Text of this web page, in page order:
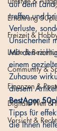
Ernährung
Freizeit &
Liebe &
Community &
Finanzen &
Digitale Welt &
Vorsicht & Recht
auf dem
treffen und
Verluste,
Unsicherheit
Mit den
einem
Zuhause
diesem
BestAger
Tipps für
die Ihnen